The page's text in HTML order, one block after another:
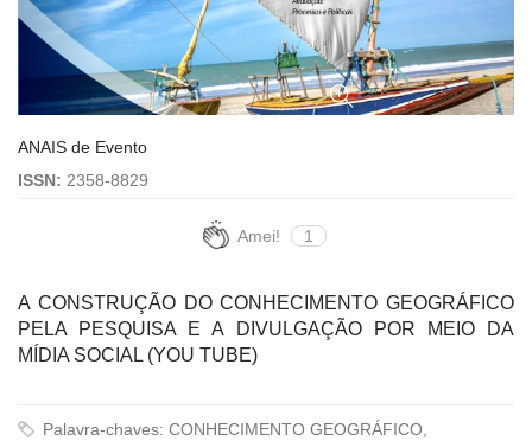
ANAIS de Evento
ISSN: 2358-8829
Amei! 1
A CONSTRUÇÃO DO CONHECIMENTO GEOGRÁFICO
PELA PESQUISA E A DIVULGAÇÃO POR MEIO DA
MÍDIA SOCIAL (YOU TUBE)
Palavra-chaves: CONHECIMENTO GEOGRÁFICO,